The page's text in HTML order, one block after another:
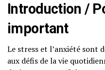
Introduction /
important
Le stress et l’anxiété sont
aux défis de la vie